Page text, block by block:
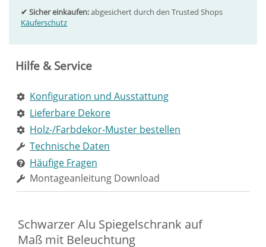
Schwarzer Alu Spiegelschrank auf
Maß mit Beleuchtung
Hilfe & Service
Konfiguration und Ausstattung
Lieferbare Dekore
Holz-/Farbdekor-Muster bestellen
Technische Daten
Häufige Fragen
Montageanleitung Download
✔ Sicher einkaufen:abgesichert durch den Trusted Shops
Käuferschutz